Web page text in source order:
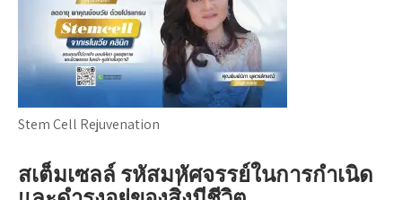
Stem Cell Rejuvenation
สเต็มเซลล์ รหัสมหัศจรรย์ในการกำเนิด